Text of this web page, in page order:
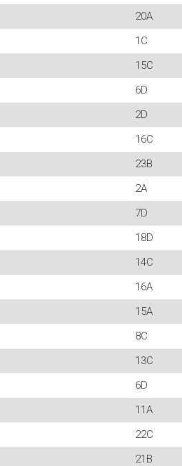
20A
1C
15C
6D
2D
16C
23B
2A
7D
18D
14C
16A
15A
8C
13C
6D
11A
22C
21B